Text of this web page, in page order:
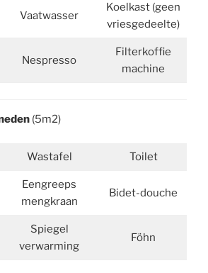
Vaatwasser
Koelkast (geen
vriesgedeelte)
Nespresso
Filterkoffie
machine
(5m2)
Wastafel Toilet
Eengreeps
mengkraan
Bidet-douche
Spiegel
verwarming
Föhn